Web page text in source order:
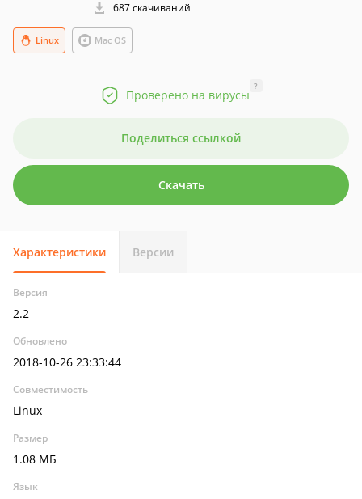
687 скачиваний
Mac OS
Linux
Проверено на вирусы
?
Поделиться ссылкой
Скачать
Характеристики Версии
Версия
2.2
Обновлено
2018-10-26 23:33:44
Совместимость
Linux
Размер
1.08 МБ
Язык